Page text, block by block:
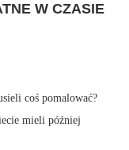
W CZASIE
coś pomalować?
mieli później